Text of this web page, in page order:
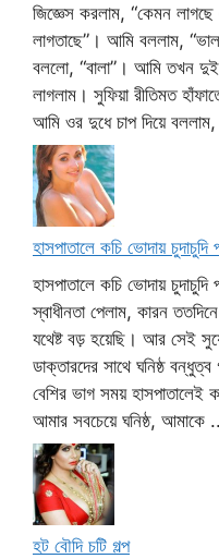
জিজ্ঞেস করলাম, “কেমন
লাগতাছে”। আমি বললাম, “ভাল
বললো, “বালা”। আমি তখন
লাগলাম। সুফিয়া রীতিমত
আমি ওর দুধে চাপ দিয়ে
হাসপাতালে কচি ভোদায় চুদাচুদি
হাসপাতালে কচি ভোদায় চুদাচুদি
স্বাধীনতা পেলাম, কারন
যথেষ্ট বড় হয়েছি। আর সেই
ডাক্তারদের সাথে ঘনিষ্ঠ
বেশির ভাগ সময় হাসপাতালেই
আমার সবচেয়ে ঘনিষ্ঠ, আমাকে
হট বৌদি চটি গল্প